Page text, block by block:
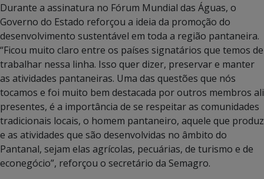
Durante a assinatura no Fórum Mundial das Águas, o
Governo do Estado reforçou a ideia da promoção do
desenvolvimento sustentável em toda a região pantaneira.
“Ficou muito claro entre os países signatários que temos de
trabalhar nessa linha. Isso quer dizer, preservar e manter
as atividades pantaneiras. Uma das questões que nós
tocamos e foi muito bem destacada por outros membros ali
presentes, é a importância de se respeitar as comunidades
tradicionais locais, o homem pantaneiro, aquele que produz
e as atividades que são desenvolvidas no âmbito do
Pantanal, sejam elas agrícolas, pecuárias, de turismo e de
econegócio”, reforçou o secretário da Semagro.